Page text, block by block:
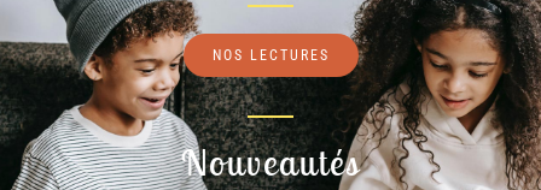
NOS LECTURES
Nouveautés